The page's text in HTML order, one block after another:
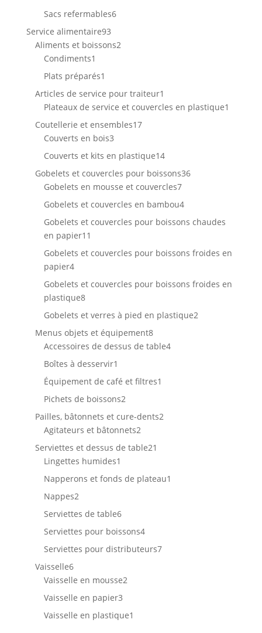
produits
Sacs refermables66
Service alimentaire9393
produits
Aliments et boissons22
Condiments1
produit
Plats préparés1
produit
Articles de service pour traiteur1
produit
Plateaux de service et couvercles en plastique1
Coutellerie et ensembles1717
Couverts en bois33
produits
Couverts et kits en plastique1414
produits
Gobelets et couvercles pour boissons3636
Gobelets en mousse et couvercles77
produits
Gobelets et couvercles en bambou44
produits
Gobelets et couvercles pour boissons chaudes
en papier11
produits
Gobelets et couvercles pour boissons froides en
papier44
produits
Gobelets et couvercles pour boissons froides en
plastique88
produits
Gobelets et verres à pied en plastique22
Menus objets et équipement88
produits
Accessoires de dessus de table44
Boîtes à desservir1
produit
Équipement de café et filtres1
Pichets de boissons22
produits
Pailles, bâtonnets et cure-dents22
Agitateurs et bâtonnets22
produits
Serviettes et dessus de table21
Lingettes humides1
produit
Napperons et fonds de plateau1
Nappes22
produits
Serviettes de table66
produits
Serviettes pour boissons44
produits
Serviettes pour distributeurs77
Vaisselle66
produits
Vaisselle en mousse22
Vaisselle en papier33
produits
Vaisselle en plastique1